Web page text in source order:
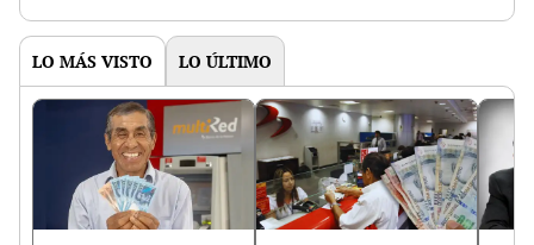
LO MÁS VISTO LO ÚLTIMO